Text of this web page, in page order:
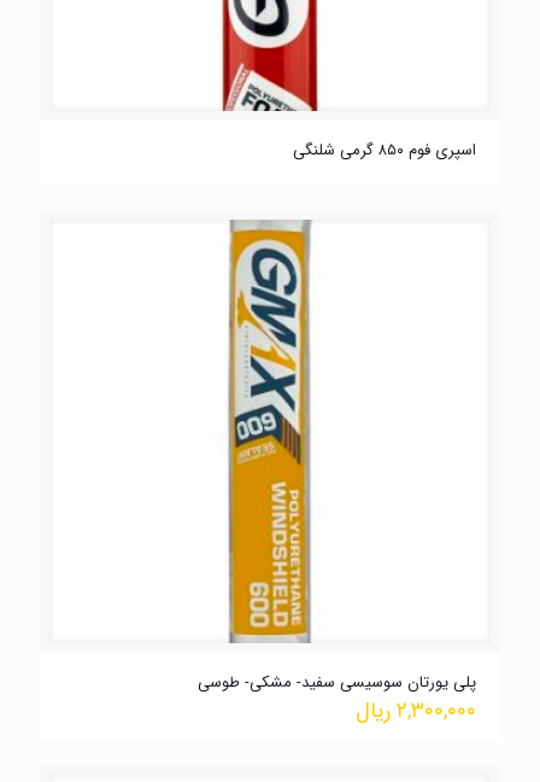
اسپری فوم ۸۵۰ گرمی شلنگی
پلی یورتان سوسیسی سفید- مشکی- طوسی
۲,۳۰۰,۰۰۰ریال